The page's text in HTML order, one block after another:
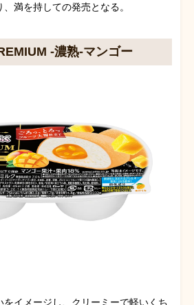
満を持しての発売となる。
‐濃熟‐マンゴー
をイメージし、クリーミーで軽いくち